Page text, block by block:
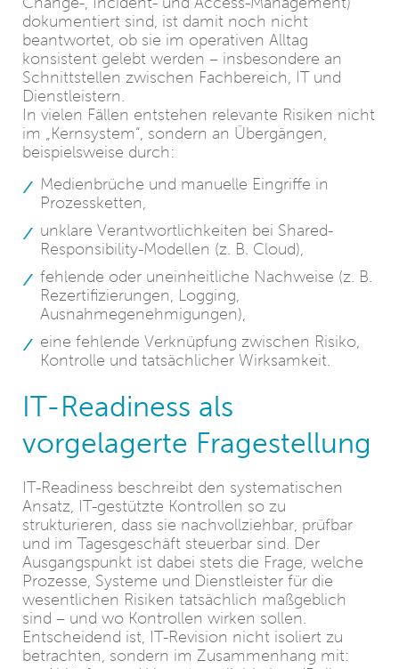
dokumentiert sind, ist damit noch nicht
beantwortet, ob sie im operativen Alltag
konsistent gelebt werden – insbesondere an
Schnittstellen zwischen Fachbereich, IT und
Dienstleistern.
In vielen Fällen entstehen relevante Risiken nicht
im „Kernsystem“, sondern an Übergängen,
beispielsweise durch:
Medienbrüche und manuelle Eingriffe in
Prozessketten,
unklare Verantwortlichkeiten bei Shared-
Responsibility-Modellen (z. B. Cloud),
fehlende oder uneinheitliche Nachweise (z. B.
Rezertifizierungen, Logging,
Ausnahmegenehmigungen),
eine fehlende Verknüpfung zwischen Risiko,
Kontrolle und tatsächlicher Wirksamkeit.
IT-Readiness als
vorgelagerte Fragestellung
IT-Readiness beschreibt den systematischen
Ansatz, IT-gestützte Kontrollen so zu
strukturieren, dass sie nachvollziehbar, prüfbar
und im Tagesgeschäft steuerbar sind. Der
Ausgangspunkt ist dabei stets die Frage, welche
Prozesse, Systeme und Dienstleister für die
wesentlichen Risiken tatsächlich maßgeblich
sind – und wo Kontrollen wirken sollen.
Entscheidend ist, IT-Revision nicht isoliert zu
betrachten, sondern im Zusammenhang mit: